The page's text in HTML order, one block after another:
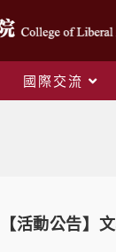
國際交流
【活動公告】